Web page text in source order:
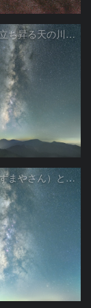
渋峠で見た立ち昇る天の川銀河
四阿山（あずまやさん）と立ち昇る夏の銀河